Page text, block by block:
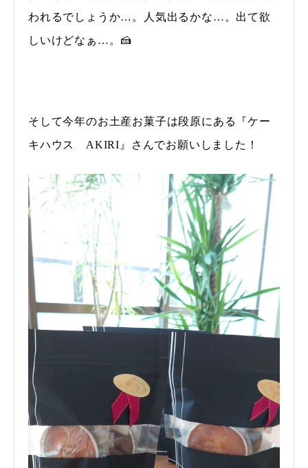
われるでしょうか…。人気出るかな…。出て欲
しいけどなぁ…。🍰
そして今年のお土産お菓子は段原にある『ケー
キハウス AKIRI』さんでお願いしました！